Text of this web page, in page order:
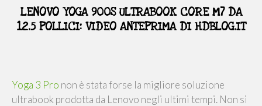
LENOVO YOGA 900S ULTRABOOK CORE M7 DA
12.5 POLLICI: VIDEO ANTEPRIMA DI HDBLOG.IT
Yoga 3 Pro non è stata forse la migliore soluzione
ultrabook prodotta da Lenovo negli ultimi tempi. Non si